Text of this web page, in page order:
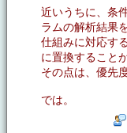
近いうちに、条
ラムの解析結果
仕組みに対応す
に置換すること
その点は、優先
では。